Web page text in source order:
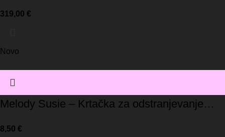
319,00 €
Novo
Melody Susie – Krtačka za odstranjevanje
8,50 €